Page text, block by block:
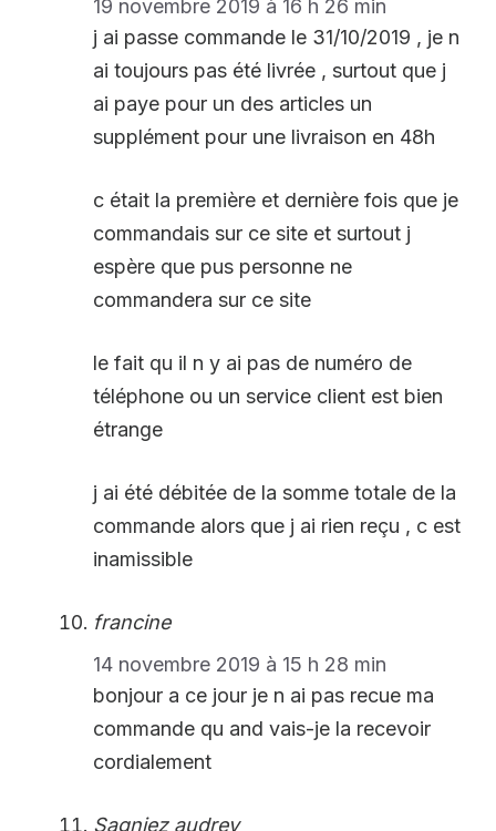
19 novembre 2019 à 16 h 26 min
j ai passe commande le 31/10/2019 , je n
ai toujours pas été livrée , surtout que j
ai paye pour un des articles un
supplément pour une livraison en 48h
c était la première et dernière fois que je
commandais sur ce site et surtout j
espère que pus personne ne
commandera sur ce site
le fait qu il n y ai pas de numéro de
téléphone ou un service client est bien
étrange
j ai été débitée de la somme totale de la
commande alors que j ai rien reçu , c est
inamissible
francine
14 novembre 2019 à 15 h 28 min
bonjour a ce jour je n ai pas recue ma
commande qu and vais-je la recevoir
cordialement
Sagniez audrey